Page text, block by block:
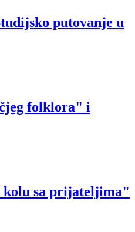
putovanje u
folklora" i
sa prijateljima"